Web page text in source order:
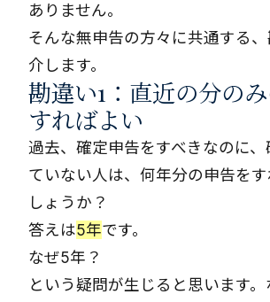
ありません。
そんな無申告の方々に共通する
介します。
勘違い1：直近の分の
すればよい
過去、確定申告をすべきなのに
ていない人は、何年分の申告を
しょうか？
答えは5年です。
なぜ5年？
という疑問が生じると思います